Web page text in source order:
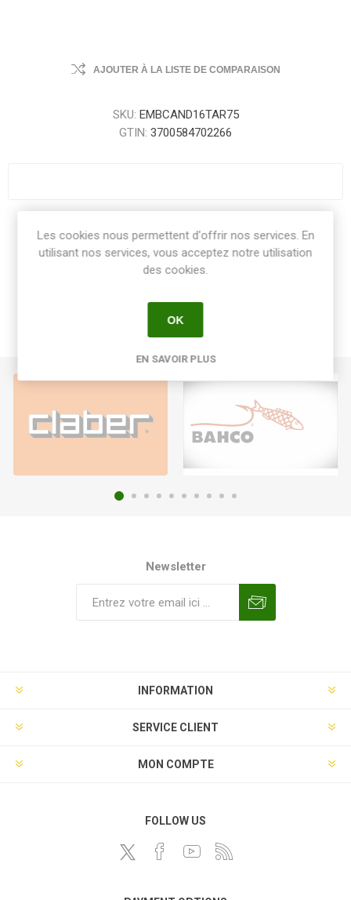
AJOUTER À LA LISTE DE COMPARAISON
SKU: EMBCAND16TAR75
GTIN: 3700584702266
Share:
Newsletter
INFORMATION
SERVICE CLIENT
MON COMPTE
FOLLOW US
Les cookies nous permettent d'offrir nos services. En
utilisant nos services, vous acceptez notre utilisation
des cookies.
OK
EN SAVOIR PLUS